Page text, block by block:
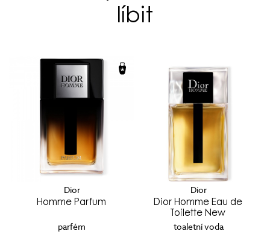
líbit
Dior
Homme Parfum
parfém
Dior
Dior Homme Eau de
Toilette New
toaletní voda